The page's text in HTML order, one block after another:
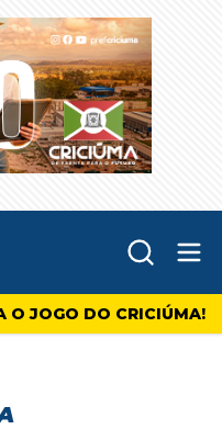
O JOGO DO CRICIÚMA!